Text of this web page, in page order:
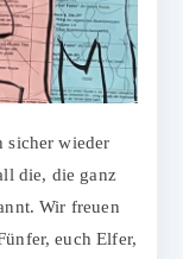
sicher wieder
die, die ganz
Wir freuen
euch Elfer,